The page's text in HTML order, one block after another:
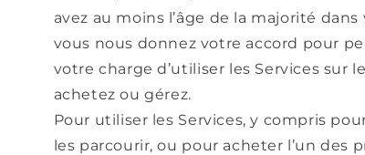
avez au moins l’âge de la majorité
vous nous donnez votre accord pour
votre charge d’utiliser les Services sur
achetez ou gérez.
Pour utiliser les Services, y compris
les parcourir, ou pour acheter l’un des